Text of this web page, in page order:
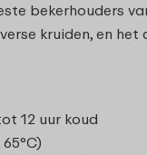
bekerhouders
kruiden, en
12 uur koud